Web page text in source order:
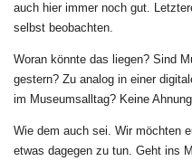
auch hier immer noch gut.
selbst beobachten.
Woran könnte das liegen? Sind
gestern? Zu analog in einer
im Museumsalltag? Keine
Wie dem auch sei. Wir möchten
etwas dagegen zu tun. Geht ins